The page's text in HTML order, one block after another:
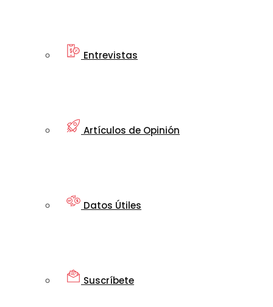
Entrevistas
Artículos de Opinión
Datos Útiles
Suscríbete